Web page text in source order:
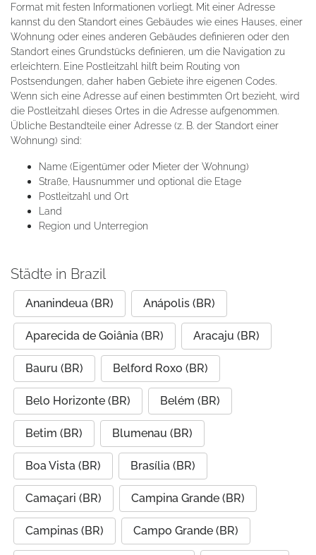
Format mit festen Informationen vorliegt. Mit einer Adresse
kannst du den Standort eines Gebäudes wie eines Hauses, einer
Wohnung oder eines anderen Gebäudes definieren oder den
Standort eines Grundstücks definieren, um die Navigation zu
erleichtern. Eine Postleitzahl hilft beim Routing von
Postsendungen, daher haben Gebiete ihre eigenen Codes.
Wenn sich eine Adresse auf einen bestimmten Ort bezieht, wird
die Postleitzahl dieses Ortes in die Adresse aufgenommen.
Übliche Bestandteile einer Adresse (z. B. der Standort einer
Wohnung) sind:
Name (Eigentümer oder Mieter der Wohnung)
Straße, Hausnummer und optional die Etage
Postleitzahl und Ort
Land
Region und Unterregion
Städte in Brazil
Ananindeua (BR) Anápolis (BR)
Aparecida de Goiânia (BR) Aracaju (BR)
Bauru (BR) Belford Roxo (BR)
Belo Horizonte (BR) Belém (BR)
Betim (BR) Blumenau (BR)
Boa Vista (BR) Brasília (BR)
Camaçari (BR) Campina Grande (BR)
Campinas (BR) Campo Grande (BR)